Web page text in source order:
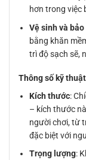
hơn trong việc
Vệ sinh và bảo
bằng khăn
trì độ sạch sẽ,
Thông số kỹ
Kích thước:
– kích thước
người chơi, từ
đặc biệt với
Trọng lượng: